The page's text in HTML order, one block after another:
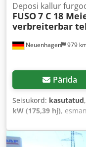
Neuenhagen 979
Deposi kallur
FUSO7 C 18
verbreiterbar
Pärida
Seisukord: kasutatud
kW (175,39 hj),
teljed, värv:valge,
heitmeklass:
Euro 6